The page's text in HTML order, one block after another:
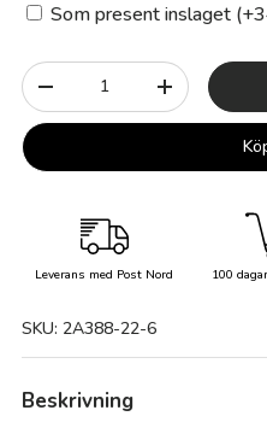
Som present inslaget
Antal
-
+
Leverans med Post Nord 100
SKU: 2A388-22-6
Beskrivning